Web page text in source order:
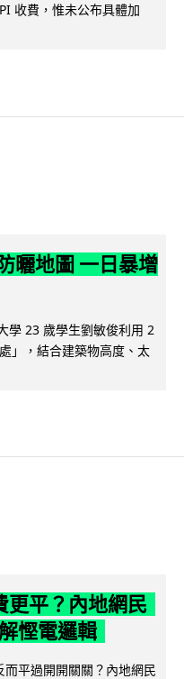
收費，惟未公布具體加
曬地圖 一日暴增
學 23 歲學生劉敏俊利用 2
」，結合建築物高度、太
更平？內地網民
慳電邏輯
平過開開關關？內地網民